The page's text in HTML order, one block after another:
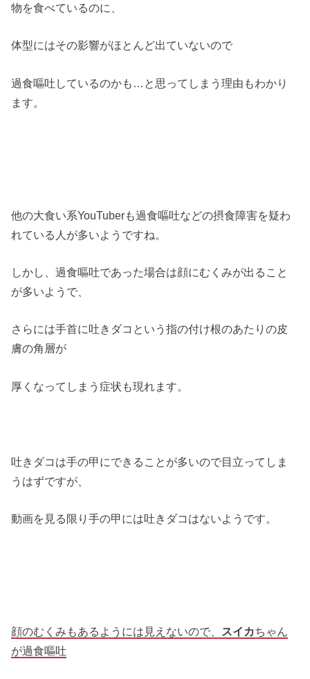
物を食べているのに、
体型にはその影響がほとんど出ていないので
過食嘔吐しているのかも…と思ってしまう理由もわかり
ます。
他の大食い系YouTuberも過食嘔吐などの摂食障害を疑わ
れている人が多いようですね。
しかし、過食嘔吐であった場合は顔にむくみが出ること
が多いようで、
さらには手首に吐きダコという指の付け根のあたりの皮
膚の角層が
厚くなってしまう症状も現れます。
吐きダコは手の甲にできることが多いので目立ってしま
うはずですが、
動画を見る限り手の甲には吐きダコはないようです。
顔のむくみもあるようには見えないので、 スイカちゃん
が過食嘔吐